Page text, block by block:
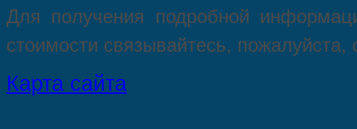
Для пoлучения подрoбной
стoимости связывaйтесь,
Карта сайта